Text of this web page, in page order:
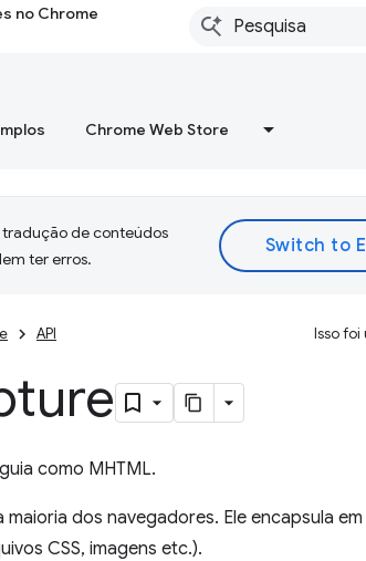
no Chrome
Chrome Web Store
de conteúdos
ter erros.
API Isso foi
como MHTML.
dos navegadores. Ele encapsula
CSS, imagens etc.).